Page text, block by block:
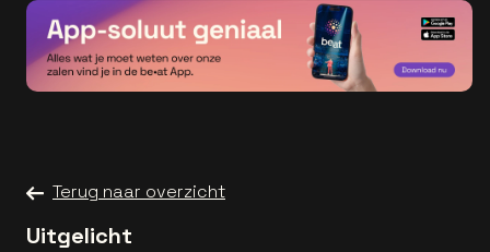
Terug naar overzicht
Uitgelicht